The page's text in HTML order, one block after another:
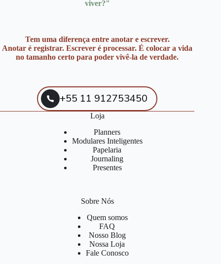
viver?"
Tem uma diferença entre anotar e escrever.
Anotar é registrar. Escrever é processar. É colocar a vida
no tamanho certo para poder vivê-la de verdade.
+55 11 912753450
Loja
Planners
Modulares Inteligentes
Papelaria
Journaling
Presentes
Sobre Nós
Quem somos
FAQ
Nosso Blog
Nossa Loja
Fale Conosco